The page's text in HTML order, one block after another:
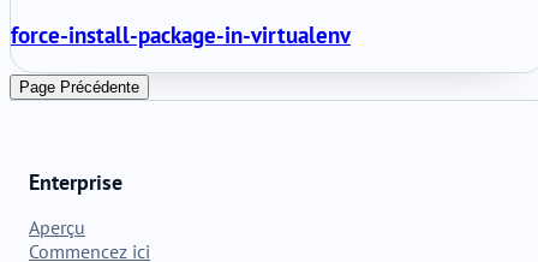
force-install-package-in-virtualenv
Page Précédente
Enterprise
Aperçu
Commencez ici